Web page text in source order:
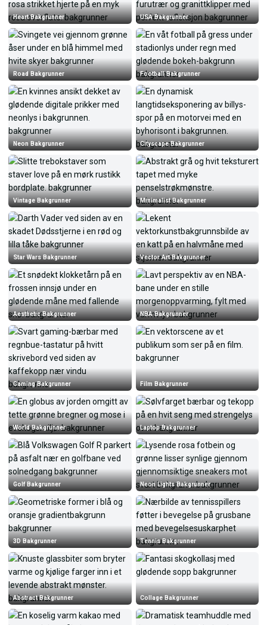
Heart Bakgrunner USA Bakgrunner
Road Bakgrunner Football Bakgrunner
Neon Bakgrunner Cityscape Bakgrunner
Vintage Bakgrunner Minimalist Bakgrunner
Star Wars Bakgrunner Vector Art Bakgrunner
Aesthetic Bakgrunner NBA Bakgrunner
Gaming Bakgrunner Film Bakgrunner
World Bakgrunner Laptop Bakgrunner
Golf Bakgrunner Neon Lights Bakgrunner
3D Bakgrunner Tennis Bakgrunner
Abstract Bakgrunner Collage Bakgrunner